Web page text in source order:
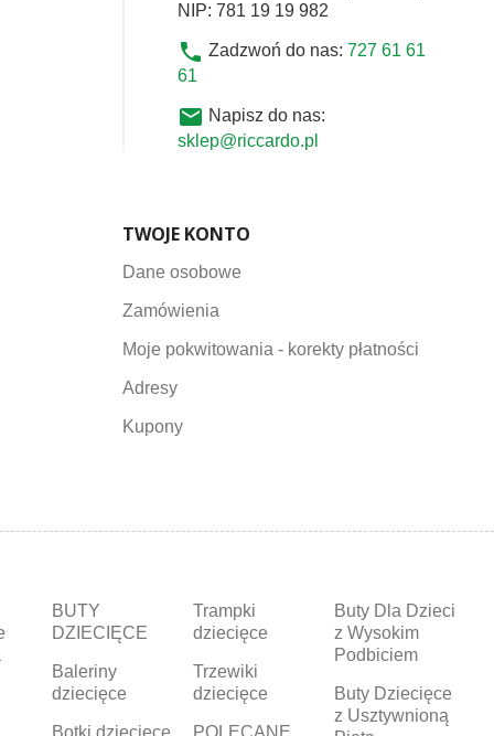
NIP: 781 19 19 982
phone Zadzwoń do nas: 727 61 61
61
email Napisz do nas:
sklep@riccardo.pl
TWOJE KONTO
Dane osobowe
Zamówienia
Moje pokwitowania - korekty płatności
Adresy
Kupony
BUTY
DZIECIĘCE
Baleriny
dziecięce
Trampki
dziecięce
Trzewiki
dziecięce
Buty Dla Dzieci
z Wysokim
Podbiciem
Buty Dziecięce
z Usztywnioną